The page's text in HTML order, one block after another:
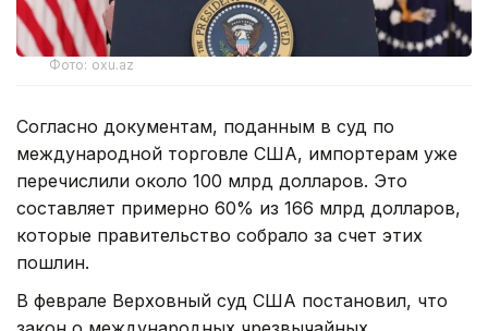
Фото: oxu.az
Согласно документам, поданным в суд по
международной торговле США, импортерам уже
перечислили около 100 млрд долларов. Это
составляет примерно 60% из 166 млрд долларов,
которые правительство собрало за счет этих
пошлин.
В феврале Верховный суд США постановил, что